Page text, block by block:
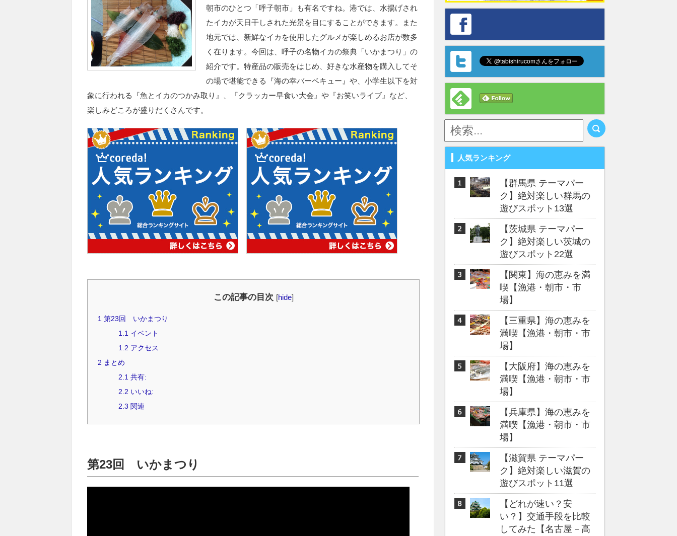
朝市のひとつ「呼子朝市」も有名ですね。港では、水揚げされ
たイカが天日干しされた光景を目にすることができます。また
地元では、新鮮なイカを使用したグルメが楽しめるお店が数多
く在ります。今回は、呼子の名物イカの祭典「いかまつり」の
紹介です。特産品の販売をはじめ、好きな水産物を購入してそ
の場で堪能できる『海の幸バーベキュー』や、小学生以下を対
象に行われる『魚とイカのつかみ取り』、『クラッカー早食い大会』や『お笑いライブ』など、
楽しみどころが盛りだくさんです。
この記事の目次 [hide]
1 第23回 いかまつり
1.1 イベント
1.2 アクセス
2 まとめ
2.1 共有:
2.2 いいね:
2.3 関連
第23回 いかまつり
人気ランキング
【群馬県 テーマパー
ク】絶対楽しい群馬の
遊びスポット13選
【茨城県 テーマパー
ク】絶対楽しい茨城の
遊びスポット22選
【関東】海の恵みを満
喫【漁港・朝市・市
場】
【三重県】海の恵みを
満喫【漁港・朝市・市
場】
【大阪府】海の恵みを
満喫【漁港・朝市・市
場】
【兵庫県】海の恵みを
満喫【漁港・朝市・市
場】
【滋賀県 テーマパー
ク】絶対楽しい滋賀の
遊びスポット11選
【どれが速い？安
い？】交通手段を比較
してみた【名古屋－高